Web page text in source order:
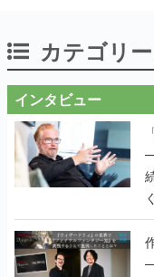
カテゴリ
インタビュー